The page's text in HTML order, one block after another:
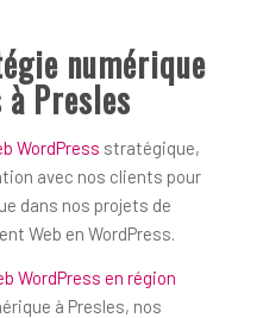
numérique
Presles
WordPress stratégique,
avec nos clients pour
dans nos projets de
Web en WordPress.
WordPress en région
à Presles, nos